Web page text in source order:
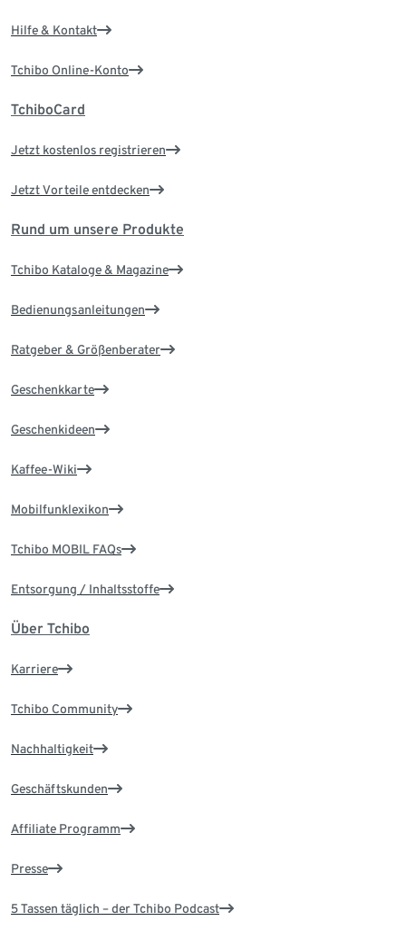
Hilfe & Kontakt
Tchibo Online-Konto
TchiboCard
Jetzt kostenlos registrieren
Jetzt Vorteile entdecken
Rund um unsere Produkte
Tchibo Kataloge & Magazine
Bedienungsanleitungen
Ratgeber & Größenberater
Geschenkkarte
Geschenkideen
Kaffee-Wiki
Mobilfunklexikon
Tchibo MOBIL FAQs
Entsorgung / Inhaltsstoffe
Über Tchibo
Karriere
Tchibo Community
Nachhaltigkeit
Geschäftskunden
Affiliate Programm
Presse
5 Tassen täglich – der Tchibo Podcast